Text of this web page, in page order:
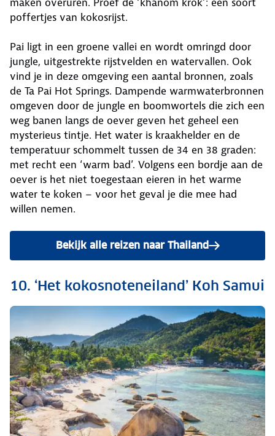
poffertjes van kokosrijst.
Pai ligt in een groene vallei en wordt omringd door
jungle, uitgestrekte rijstvelden en watervallen. Ook
vind je in deze omgeving een aantal bronnen, zoals
de Ta Pai Hot Springs. Dampende warmwaterbronnen
omgeven door de jungle en boomwortels die zich een
weg banen langs de oever geven het geheel een
mysterieus tintje. Het water is kraakhelder en de
temperatuur schommelt tussen de 34 en 38 graden:
met recht een ‘warm bad’. Volgens een bordje aan de
oever is het niet toegestaan eieren in het warme
water te koken – voor het geval je die mee had
willen nemen.
Bekijk alle reizen naar Thailand
10. ‘Het kokosnoteneiland’ Koh Samui